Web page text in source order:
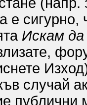
е
Искам
случай
публични